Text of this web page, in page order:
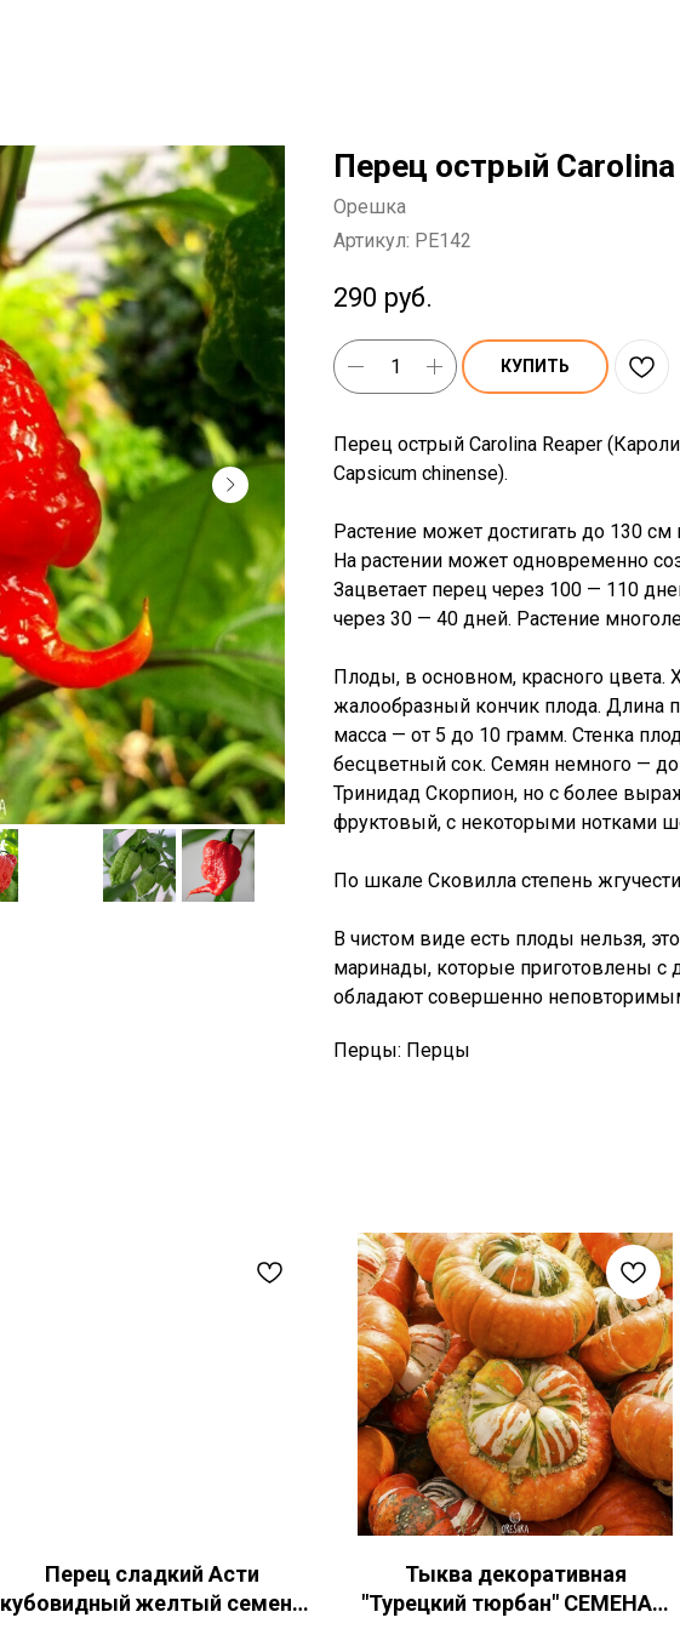
Перец острый
Орешка
Артикул: PE142
290 руб.
КУПИТЬ
Перец острый Carolina Reaper
Capsicum chinense).
Растение может достигать до 130
На растении может одновременно
Зацветает перец через 100 — 110
через 30 — 40 дней. Растение
Плоды, в основном, красного цвета.
жалообразный кончик плода. Длина
масса — от 5 до 10 грамм. Стенка
бесцветный сок. Семян немного —
Тринидад Скорпион, но с более
фруктовый, с некоторыми нотками
По шкале Сковилла степень
В чистом виде есть плоды нельзя,
маринады, которые приготовлены с
обладают совершенно
Перцы: Перцы
Перец сладкий Асти
кубовидный желтый семена
Тыква декоративная
"Турецкий тюрбан" СЕМЕНА 5